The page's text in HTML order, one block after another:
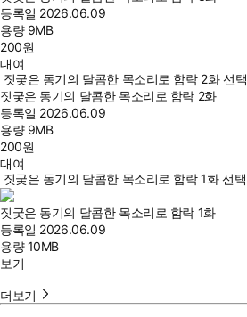
등록일 2026.06.09
용량 9MB
200원
대여
짓궂은 동기의 달콤한 목소리로 함락 2화 선택
짓궂은 동기의 달콤한 목소리로 함락 2화
등록일 2026.06.09
용량 9MB
200원
대여
짓궂은 동기의 달콤한 목소리로 함락 1화 선택
짓궂은 동기의 달콤한 목소리로 함락 1화
등록일 2026.06.09
용량10MB
보기
더보기